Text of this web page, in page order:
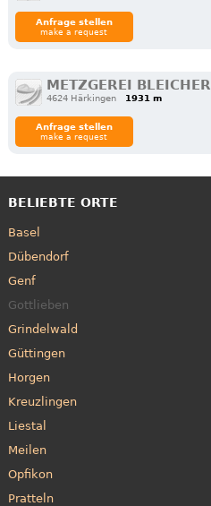
Anfrage stellen
make a request
METZGEREI BLEICHER
4624 Härkingen 1931 m
Anfrage stellen
make a request
BELIEBTE ORTE
Basel
Dübendorf
Genf
Gottlieben
Grindelwald
Güttingen
Horgen
Kreuzlingen
Liestal
Meilen
Opfikon
Pratteln